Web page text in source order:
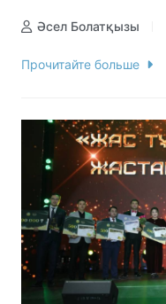
Әсел Болатқызы
Прочитайте больше